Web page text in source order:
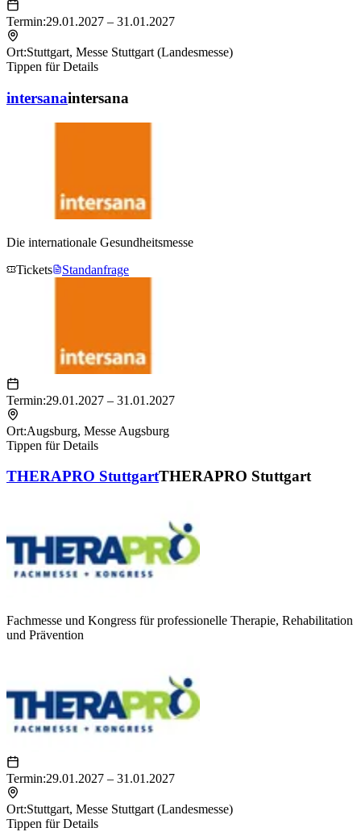
Termin:29.01.2027 – 31.01.2027
Ort:Stuttgart, Messe Stuttgart (Landesmesse)
Tippen für Details
intersanaintersana
Die internationale Gesundheitsmesse
Tickets
Standanfrage
Termin:29.01.2027 – 31.01.2027
Ort:Augsburg, Messe Augsburg
Tippen für Details
THERAPRO StuttgartTHERAPRO Stuttgart
Fachmesse und Kongress für professionelle Therapie, Rehabilitation
und Prävention
Termin:29.01.2027 – 31.01.2027
Ort:Stuttgart, Messe Stuttgart (Landesmesse)
Tippen für Details